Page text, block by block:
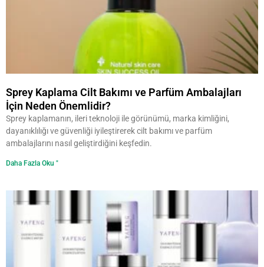
Sprey Kaplama Cilt Bakımı ve Parfüm Ambalajları
İçin Neden Önemlidir?
Sprey kaplamanın, ileri teknoloji ile görünümü, marka kimliğini,
dayanıklılığı ve güvenliği iyileştirerek cilt bakımı ve parfüm
ambalajlarını nasıl geliştirdiğini keşfedin.
Daha Fazla Oku "